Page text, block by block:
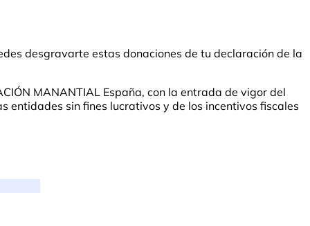
desgravarte estas donaciones de tu declaración de la
MANANTIAL España, con la entrada de vigor del
entidades sin fines lucrativos y de los incentivos fiscales